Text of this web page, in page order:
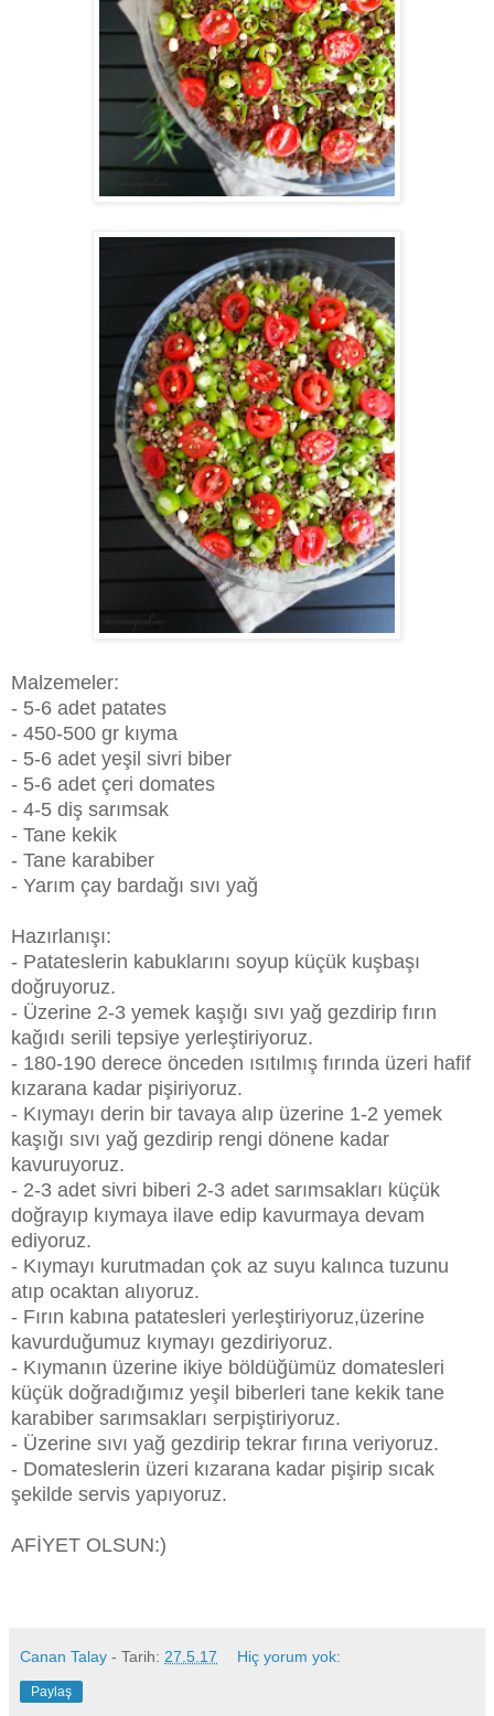
Malzemeler:
- 5-6 adet patates
- 450-500 gr kıyma
- 5-6 adet yeşil sivri biber
- 5-6 adet çeri domates
- 4-5 diş sarımsak
- Tane kekik
- Tane karabiber
- Yarım çay bardağı sıvı yağ
Hazırlanışı:
- Patateslerin kabuklarını soyup küçük kuşbaşı
doğruyoruz.
- Üzerine 2-3 yemek kaşığı sıvı yağ gezdirip fırın
kağıdı serili tepsiye yerleştiriyoruz.
- 180-190 derece önceden ısıtılmış fırında üzeri hafif
kızarana kadar pişiriyoruz.
- Kıymayı derin bir tavaya alıp üzerine 1-2 yemek
kaşığı sıvı yağ gezdirip rengi dönene kadar
kavuruyoruz.
- 2-3 adet sivri biberi 2-3 adet sarımsakları küçük
doğrayıp kıymaya ilave edip kavurmaya devam
ediyoruz.
- Kıymayı kurutmadan çok az suyu kalınca tuzunu
atıp ocaktan alıyoruz.
- Fırın kabına patatesleri yerleştiriyoruz,üzerine
kavurduğumuz kıymayı gezdiriyoruz.
- Kıymanın üzerine ikiye böldüğümüz domatesleri
küçük doğradığımız yeşil biberleri tane kekik tane
karabiber sarımsakları serpiştiriyoruz.
- Üzerine sıvı yağ gezdirip tekrar fırına veriyoruz.
- Domateslerin üzeri kızarana kadar pişirip sıcak
şekilde servis yapıyoruz.
AFİYET OLSUN:)
Canan Talay - Tarih: 27.5.17 Hiç yorum yok:
Paylaş